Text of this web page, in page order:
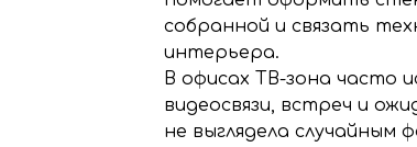
собранной и связать
интерьера.
В офисах ТВ-зона часто
видеосвязи, встреч и
не выглядела случайным